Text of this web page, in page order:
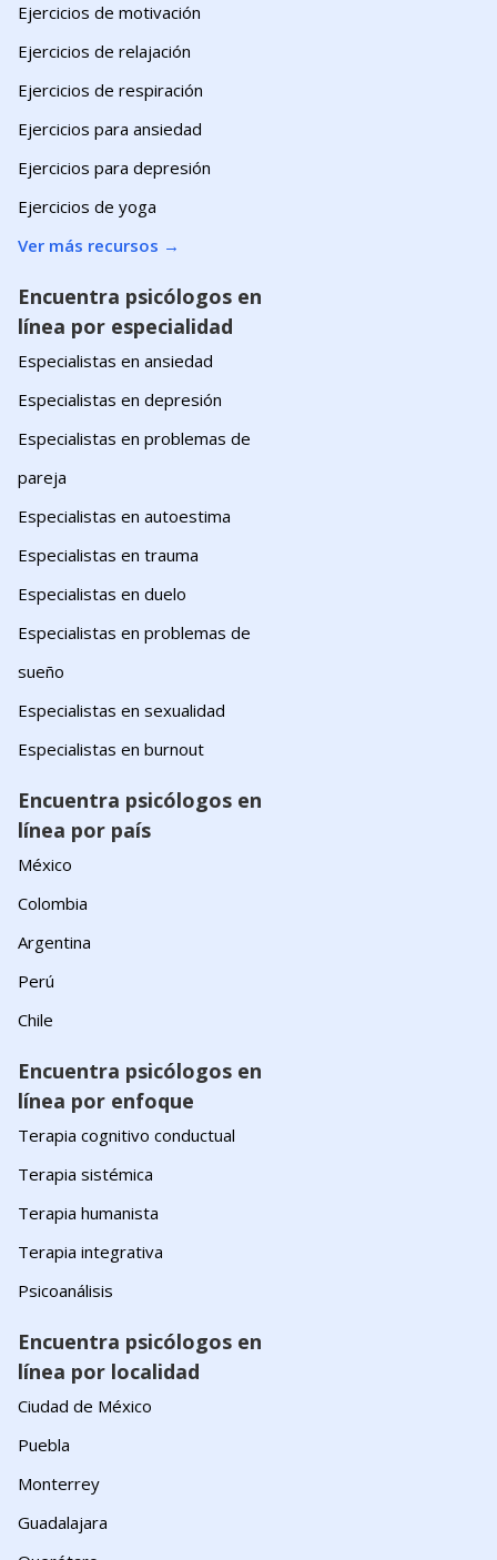
Ejercicios de motivación
Ejercicios de relajación
Ejercicios de respiración
Ejercicios para ansiedad
Ejercicios para depresión
Ejercicios de yoga
Ver más recursos →
Encuentra psicólogos en
línea por especialidad
Especialistas en ansiedad
Especialistas en depresión
Especialistas en problemas de
pareja
Especialistas en autoestima
Especialistas en trauma
Especialistas en duelo
Especialistas en problemas de
sueño
Especialistas en sexualidad
Especialistas en burnout
Encuentra psicólogos en
línea por país
México
Colombia
Argentina
Perú
Chile
Encuentra psicólogos en
línea por enfoque
Terapia cognitivo conductual
Terapia sistémica
Terapia humanista
Terapia integrativa
Psicoanálisis
Encuentra psicólogos en
línea por localidad
Ciudad de México
Puebla
Monterrey
Guadalajara